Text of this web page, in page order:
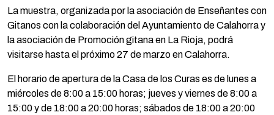
La muestra, organizada por la asociación de Enseñantes con
Gitanos con la colaboración del Ayuntamiento de Calahorra y
la asociación de Promoción gitana en La Rioja, podrá
visitarse hasta el próximo 27 de marzo en Calahorra.
El horario de apertura de la Casa de los Curas es de lunes a
miércoles de 8:00 a 15:00 horas; jueves y viernes de 8:00 a
15:00 y de 18:00 a 20:00 horas; sábados de 18:00 a 20:00